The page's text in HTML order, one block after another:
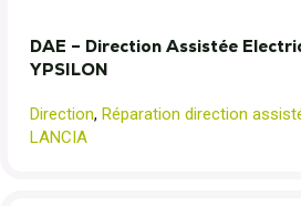
DAE – Direction Assistée
YPSILON
Direction, Réparation direction
LANCIA